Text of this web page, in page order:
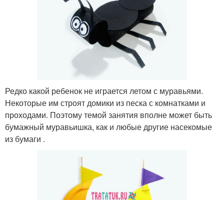
Редко какой ребенок не играется летом с муравьями.
Некоторые им строят домики из песка с комнатками и
проходами. Поэтому темой занятия вполне может быть
бумажный муравьишка, как и любые другие насекомые
из бумаги .